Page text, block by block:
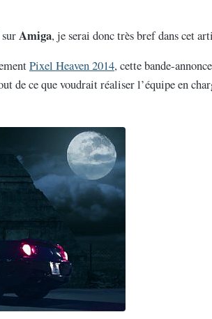
surAmiga, je serai donc très bref dans cet
Pixel Heaven 2014, cette bande-
de ce que voudrait réaliser l’équipe en